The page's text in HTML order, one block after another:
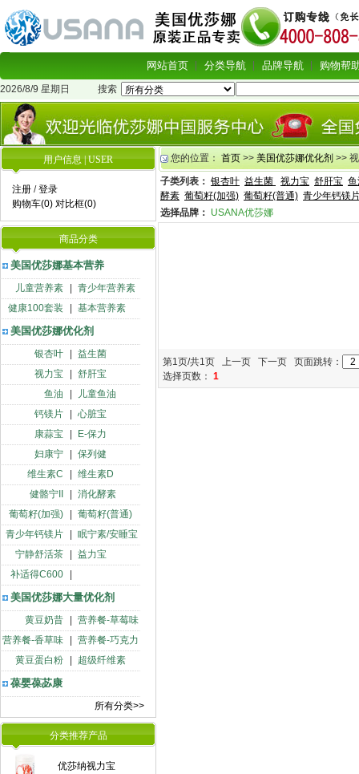
网站首页 分类导航 品牌导航 购物帮
2026/8/9 星期日 搜索
用户信息 | USER
注册 /登录
购物车(0) 对比框(0)
商品分类
美国优莎娜基本营养
儿童营养素
青少年营养素
健康100套装
基本营养素
美国优莎娜优化剂
银杏叶
益生菌
视力宝
舒肝宝
鱼油
儿童鱼油
钙镁片
心脏宝
康蒜宝
E-保力
妇康宁
保列健
维生素C
维生素D
健骼宁II
消化酵素
葡萄籽(加强)
葡萄籽(普通)
青少年钙镁片
眠宁素/安睡宝
宁静舒活茶
益力宝
补适得C600
美国优莎娜大量优化剂
黄豆奶昔
营养餐-草莓味
营养餐-香草味
营养餐-巧克力
黄豆蛋白粉
超级纤维素
葆婴葆苾康
所有分类>>
分类推荐产品
优莎纳视力宝
您的位置： 首页 >> 美国优莎娜优化剂 >>
子类列表： 银杏叶 益生菌 视力宝 舒肝宝
酵素 葡萄籽(加强) 葡萄籽(普通) 青少年钙镁
选择品牌： USANA优莎娜
第1页/共1页 上一页 下一页 页面跳转：
选择页数： 1